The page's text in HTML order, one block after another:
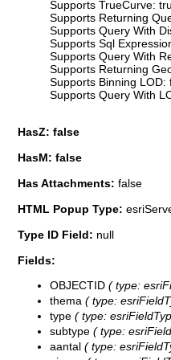
Supports TrueCurve:
Supports Returning
Supports Query With
Supports Sql
Supports Query With
Supports Returning
Supports Binning LOD:
Supports Query With
HasZ: false
HasM: false
Has Attachments: false
HTML Popup Type:
Type ID Field: null
Fields:
OBJECTID ( type:
thema ( type:
type ( type:
subtype ( type:
aantal ( type: